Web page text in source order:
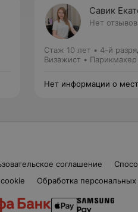
Савик
Нет отзывов
Стаж 10 лет • 4-й
Визажист • Парикмахер
Нет информации о
соглашение
Обработка